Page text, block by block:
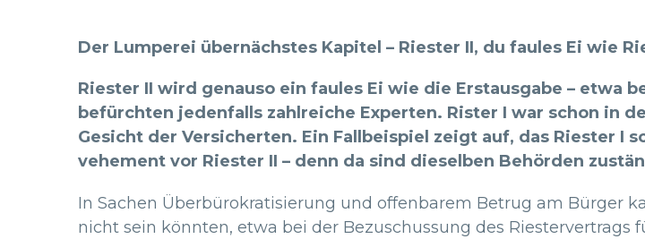
Der Lumperei übernächstes Kapitel – Riester II, du faules Ei wie
Riester II wird genauso ein faules Ei wie die Erstausgabe – etwa
befürchten jedenfalls zahlreiche Experten. Rister I war schon in
Gesicht der Versicherten. Ein Fallbeispiel zeigt auf, das Riester I
vehement vor Riester II – denn da sind dieselben Behörden
In Sachen Überbürokratisierung und offenbarem Betrug am Bürger
nicht sein könnten, etwa bei der Bezuschussung des Riestervertrags